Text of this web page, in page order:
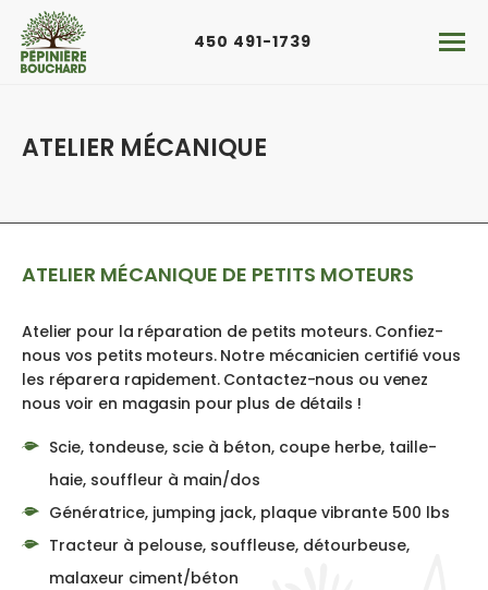
Aller au contenu principal
450 491-1739
ATELIER MÉCANIQUE
ATELIER MÉCANIQUE DE PETITS MOTEURS
Atelier pour la réparation de petits moteurs. Confiez-
nous vos petits moteurs. Notre mécanicien certifié vous
les réparera rapidement. Contactez-nous ou venez
nous voir en magasin pour plus de détails ! ​
Scie, tondeuse, scie à béton, coupe herbe, taille-
haie, souffleur à main/dos
Génératrice, jumping jack, plaque vibrante 500 lbs
Tracteur à pelouse, souffleuse, détourbeuse,
malaxeur ciment/béton